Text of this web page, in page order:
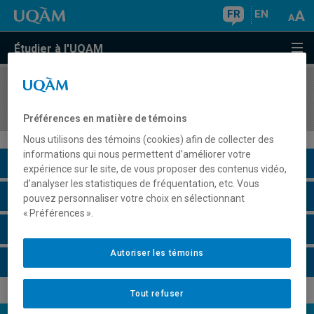
FR EN
Étudier à l'UQAM
COURS//
Description du cours
Horaire - Été 2026
Préférences en matière de témoins
Nous utilisons des témoins (cookies) afin de collecter des
informations qui nous permettent d’améliorer votre
expérience sur le site, de vous proposer des contenus vidéo,
d’analyser les statistiques de fréquentation, etc. Vous
pouvez personnaliser votre choix en sélectionnant
« Préférences ».
Tout refuser
Autoriser les témoins